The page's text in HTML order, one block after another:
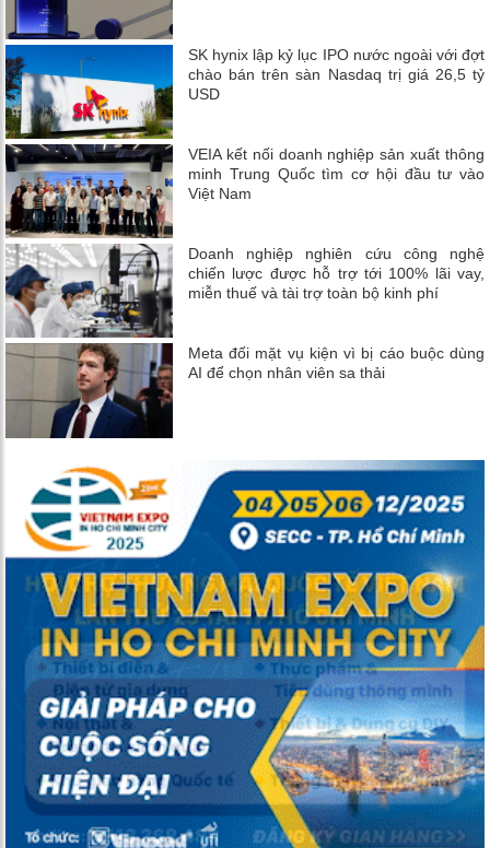
SK hynix lập kỷ lục IPO nước ngoài với đợt
chào bán trên sàn Nasdaq trị giá 26,5 tỷ
USD
VEIA kết nối doanh nghiệp sản xuất thông
minh Trung Quốc tìm cơ hội đầu tư vào
Việt Nam
Doanh nghiệp nghiên cứu công nghệ
chiến lược được hỗ trợ tới 100% lãi vay,
miễn thuế và tài trợ toàn bộ kinh phí
Meta đối mặt vụ kiện vì bị cáo buộc dùng
AI để chọn nhân viên sa thải